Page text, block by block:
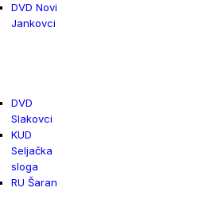
DVD Novi
Jankovci
DVD
Slakovci
KUD
Seljačka
sloga
RU Šaran